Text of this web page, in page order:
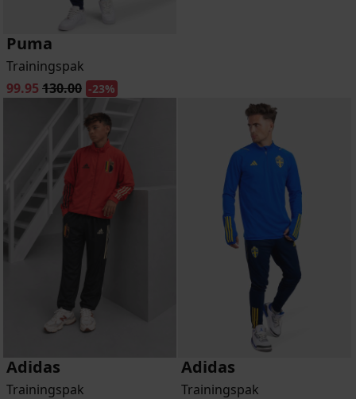
Puma
Trainingspak
99.95 130.00 -23%
Adidas
Trainingspak
Adidas
Trainingspak